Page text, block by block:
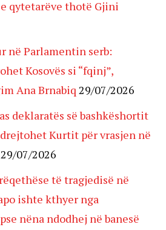
qytetarëve thotë Gjini
në Parlamentin serb:
Kosovës si “fqinj”,
Ana Brnabiq 29/07/2026
deklaratës së bashkëshortit
Kurtit për vrasjen në
29/07/2026
të tragjedisë në
ishte kthyer nga
nëna ndodhej në banesë